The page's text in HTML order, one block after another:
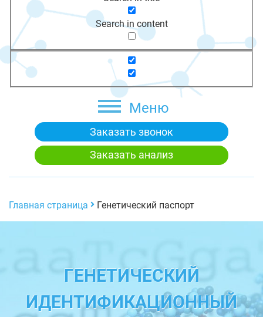
Search in content
Меню
Заказать звонок
Заказать анализ
Главная страница Генетический паспорт
ГЕНЕТИЧЕСКИЙ
ИДЕНТИФИКАЦИОННЫЙ